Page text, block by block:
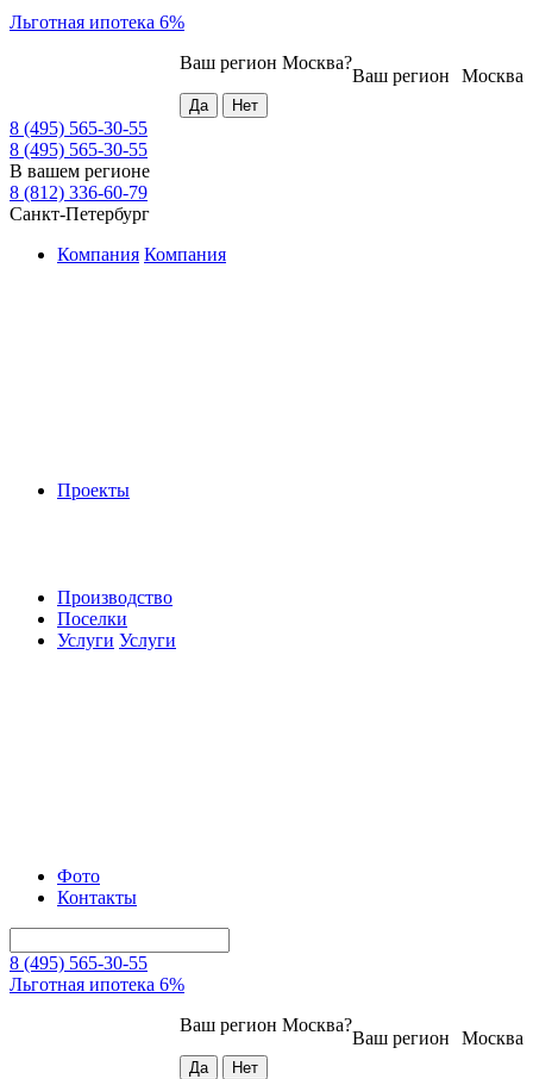
Льготная ипотека 6%
Москва
Ваш регион
Ваш регион Москва?
8 (495) 565-30-55
8 (495) 565-30-55
В вашем регионе
8 (812) 336-60-79
Санкт-Петербург
Компания Компания
Проекты
Производство
Поселки
Услуги Услуги
Фото
Контакты
8 (495) 565-30-55
Льготная ипотека 6%
Москва
Ваш регион
Ваш регион Москва?